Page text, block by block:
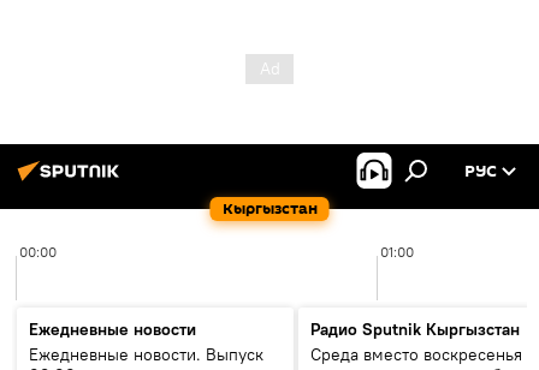
Кыргызстан
РУС
00:00 01:00
Ежедневные новости
Ежедневные новости. Выпуск
Радио Sputnik Кыргызстан
Среда вместо воскресенья и